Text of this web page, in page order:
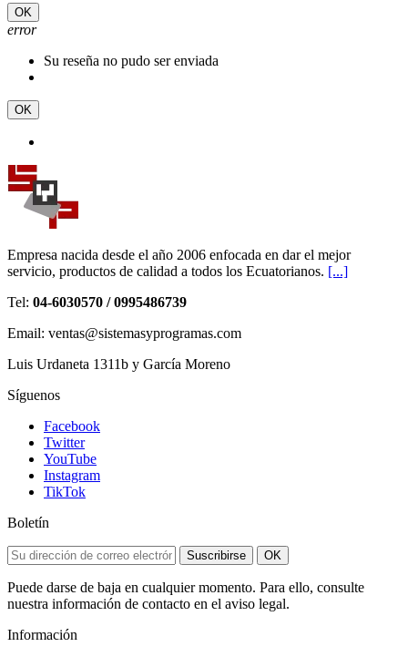
OK
error
Su reseña no pudo ser enviada
OK
Empresa nacida desde el año 2006 enfocada en dar el mejor
servicio, productos de calidad a todos los Ecuatorianos. [...]
Tel: 04-6030570 / 0995486739
Email: ventas@sistemasyprogramas.com
Luis Urdaneta 1311b y García Moreno
Síguenos
Facebook
Twitter
YouTube
Instagram
TikTok
Boletín
Suscribirse OK
Puede darse de baja en cualquier momento. Para ello, consulte
nuestra información de contacto en el aviso legal.
Información